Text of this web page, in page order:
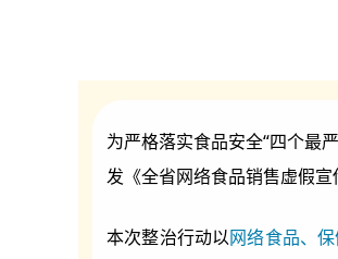
为严格落实食品安全“四个最
发《全省网络食品销售虚假
本次整治行动以网络食品、